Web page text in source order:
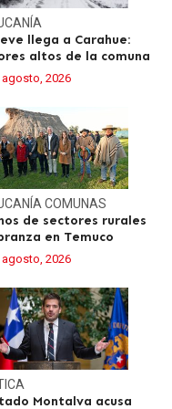
llega a Carahue:
altos de la comuna
agosto, 2026
COMUNAS
de sectores rurales
en Temuco
agosto, 2026
Montalva acusa